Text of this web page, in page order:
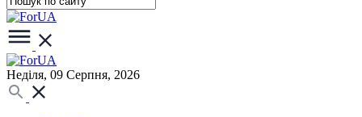
Неділя, 09 Серпня, 2026